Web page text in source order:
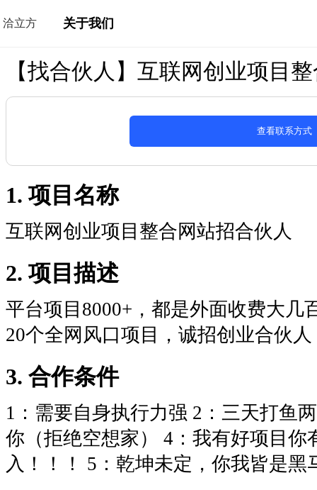
洽立方 关于我们
【找合伙人】互联网创业项目
查看联系方式
1. 项目名称
互联网创业项目整合网站招合伙人
2. 项目描述
平台项目8000+，都是外面收费大几
20个全网风口项目，诚招创业合伙
3. 合作条件
1：需要自身执行力强 2：三天打鱼
你（拒绝空想家） 4：我有好项目你
入！！！ 5：乾坤未定，你我皆是黑